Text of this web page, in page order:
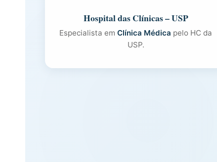
Hospital das Clínicas – USP
Especialista emClínica Médica pelo HC da
USP.